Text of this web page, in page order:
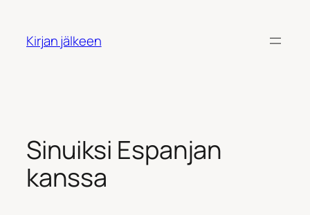
Kirjan jälkeen
Sinuiksi Espanjan
kanssa